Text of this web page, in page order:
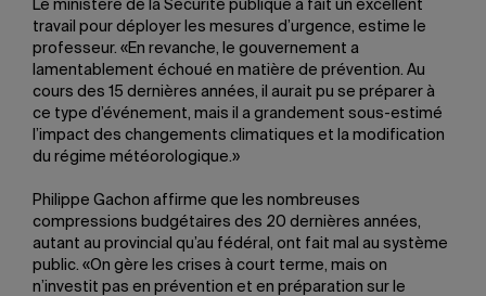
Le ministère de la Sécurité publique a fait un excellent
travail pour déployer les mesures d’urgence, estime le
professeur. «En revanche, le gouvernement a
lamentablement échoué en matière de prévention. Au
cours des 15 dernières années, il aurait pu se préparer à
ce type d’événement, mais il a grandement sous-estimé
l’impact des changements climatiques et la modification
du régime météorologique.»
Philippe Gachon affirme que les nombreuses
compressions budgétaires des 20 dernières années,
autant au provincial qu’au fédéral, ont fait mal au système
public. «On gère les crises à court terme, mais on
n’investit pas en prévention et en préparation sur le